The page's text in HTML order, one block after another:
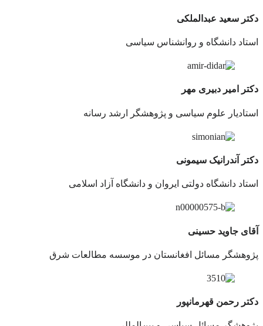
دکتر سعید عبدالملکی
استاد دانشگاه و روانشناس سیاسی
دکتر امیر دبیری مهر
استادیار علوم سیاسی و پژوهشگر ارشد رسانه
دکتر آندرانیک سیمونی
استاد دانشگاه دولتی ایروان و دانشگاه آزاد اسلامی
آقای جاوید حسینی
پژوهشگر مسائل افغانستان در موسسه مطالعات شرق
دکتر رحمن قهرمانپور